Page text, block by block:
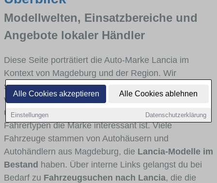
Alle Cookies akzeptieren Alle Cookies ablehnen
Einstellungen Datenschutzerklärung
Modellwelten, Einsatzbereiche und
Angebote lokaler Händler
Diese Seite porträtiert die Auto-Marke Lancia im
Kontext von Magdeburg und der Region. Wir
skizzieren, in welchen Fahrzeugklassen Lancia stark
vertreten ist, welche Modellreihen häufig im Stadt-
und Umlandverkehr zu sehen sind und für welche
Fahrertypen die Marke interessant ist. Viele
Fahrzeuge stammen von Autohäusern und
Autohändlern aus Magdeburg, die Lancia-Modelle im
Bestand haben. Über interne Links gelangst du bei
Bedarf zu Fahrzeugsuchen nach Lancia, die die